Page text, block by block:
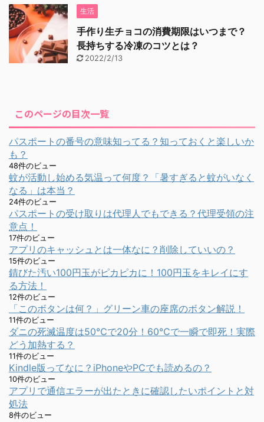
生活
手作り生チョコの消費期限はいつまで？
長持ちする冷凍のコツとは？
2022/2/13
このページの目次一覧
パスポートの番号の意味知ってる？知っておくと楽しいか
も？
48件のビュー
蚊が活動し始める気温って何度？「暑すぎると蚊がいなく
なる」は本当？
24件のビュー
パスポートの受け取りは代理人でもできる？代理受領の注
意点！
17件のビュー
アプリのキャッシュとは一体なに？削除していいの？
15件のビュー
錆びた汚い100円玉がピカピカに！100円玉をキレイにす
る方法！
12件のビュー
「このボタンは何？」グリーン車の座席のボタン解説！
11件のビュー
ダニの死滅温度は50℃で20分！60℃で一瞬で即死！実際
どう加熱する？
11件のビュー
Kindle版ってなに？iPhoneやPCでも読めるの？
10件のビュー
アプリで通信エラーが出たときに確認したいポイントと対
処法
8件のビュー